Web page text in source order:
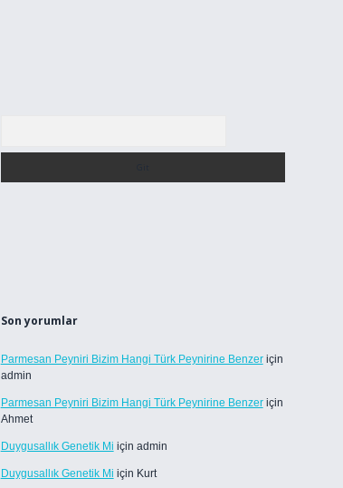
Son yorumlar
Parmesan Peyniri Bizim Hangi Türk Peynirine Benzeriçin
admin
Parmesan Peyniri Bizim Hangi Türk Peynirine Benzeriçin
Ahmet
Duygusallık Genetik Mi için admin
Duygusallık Genetik Mi için Kurt